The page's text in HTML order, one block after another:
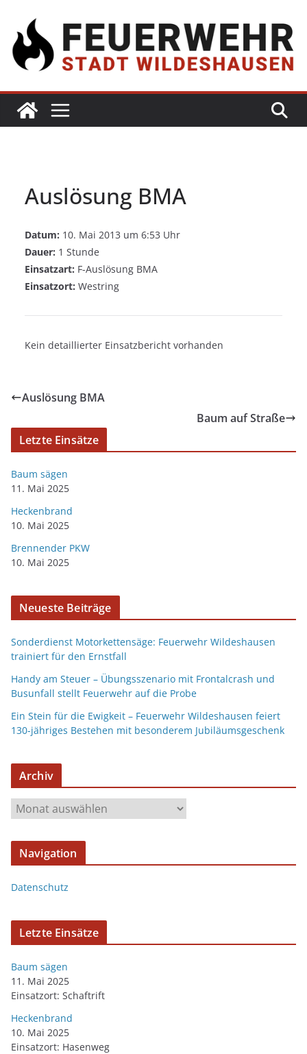
Auslösung BMA
Datum: 10. Mai 2013 um 6:53 Uhr
Dauer: 1 Stunde
Einsatzart: F-Auslösung BMA
Einsatzort: Westring
Kein detaillierter Einsatzbericht vorhanden
Auslösung BMA
Baum auf Straße
Letzte Einsätze
Baum sägen
11. Mai 2025
Heckenbrand
10. Mai 2025
Brennender PKW
10. Mai 2025
Neueste Beiträge
Sonderdienst Motorkettensäge: Feuerwehr Wildeshausen
trainiert für den Ernstfall
Handy am Steuer – Übungsszenario mit Frontalcrash und
Busunfall stellt Feuerwehr auf die Probe
Ein Stein für die Ewigkeit – Feuerwehr Wildeshausen feiert
130-jähriges Bestehen mit besonderem Jubiläumsgeschenk
Archiv
Navigation
Datenschutz
Letzte Einsätze
Baum sägen
11. Mai 2025
Einsatzort: Schaftrift
Heckenbrand
10. Mai 2025
Einsatzort: Hasenweg